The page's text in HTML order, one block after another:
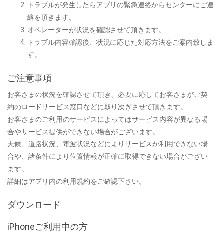
トラブルが発生したらアプリの緊急連絡からセンターにご連
絡を頂きます。
オペレーターが状況を確認させて頂きます。
トラブル内容確認後、状況に応じた対応方法をご案内致しま
す。
ご注意事項
お客さまの状況を確認させて頂き、必要に応じてお客さまがご契
約のロードサービス窓口などに取り次ぎさせて頂きます。
お客さまのご利用のサービスによってはサービス内容が異なる場
合やサービス提供ができない場合がございます。
天候、道路状況、電波状況などによりサービスが利用できない場
合や、諸条件により位置情報が正確に取得できない場合がござい
ます。
詳細はアプリ内の利用規約をご確認下さい。
ダウンロード
iPhoneご利用中の方